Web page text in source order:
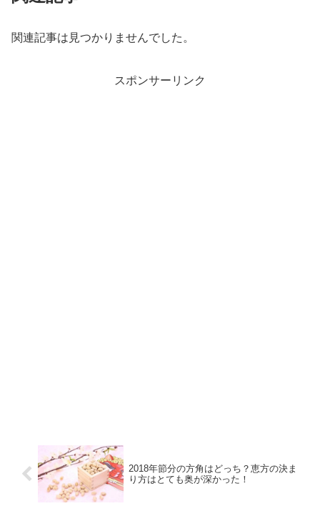
関連記事は見つかりませんでした。
スポンサーリンク
2018年節分の方角はどっち？恵方の決ま
り方はとても奥が深かった！